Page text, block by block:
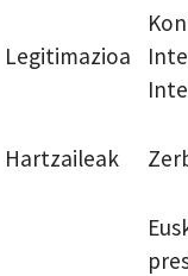
Legitimazioa
Hartzaileak